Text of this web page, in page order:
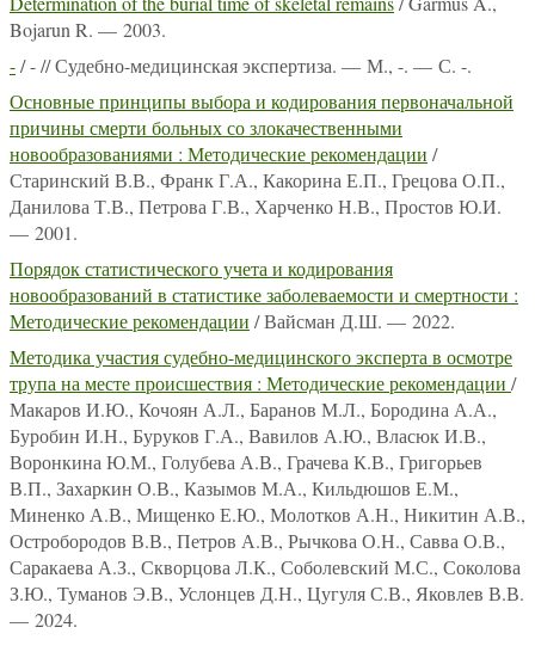
Bojarun R. — 2003.
-/ - // Судебно-медицинская экспертиза. — М., -. — С. -.
Основные принципы выбора и кодирования первоначальной
причины смерти больных со злокачественными
новообразованиями : Методические рекомендации /
Старинский В.В., Франк Г.А., Какорина Е.П., Грецова О.П.,
Данилова Т.В., Петрова Г.В., Харченко Н.В., Простов Ю.И.
— 2001.
Порядок статистического учета и кодирования
новообразований в статистике заболеваемости и смертности :
Методические рекомендации / Вайсман Д.Ш. — 2022.
Методика участия судебно-медицинского эксперта в осмотре
трупа на месте происшествия : Методические рекомендации /
Макаров И.Ю., Кочоян А.Л., Баранов М.Л., Бородина А.А.,
Буробин И.Н., Буруков Г.А., Вавилов А.Ю., Власюк И.В.,
Воронкина Ю.М., Голубева А.В., Грачева К.В., Григорьев
В.П., Захаркин О.В., Казымов М.А., Кильдюшов Е.М.,
Миненко А.В., Мищенко Е.Ю., Молотков А.Н., Никитин А.В.,
Остробородов В.В., Петров А.В., Рычкова О.Н., Савва О.В.,
Саракаева А.З., Скворцова Л.К., Соболевский М.С., Соколова
З.Ю., Туманов Э.В., Услонцев Д.Н., Цугуля С.В., Яковлев В.В.
— 2024.